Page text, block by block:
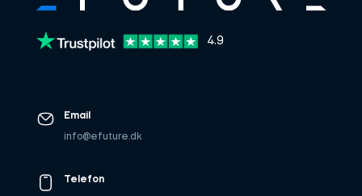
4.9
Email
info@efuture.dk
Telefon